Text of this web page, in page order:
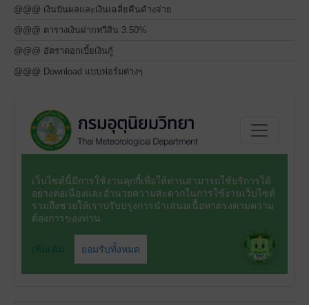
@@@ เงินปันผลและเงินเฉลี่ยคืนค้างจ่าย
@@@ ตารางเงินฝากทวีสิน 3.50%
@@@ อัตราดอกเบี้ยเงินกู้
@@@ Download แบบฟอร์มต่างๆ